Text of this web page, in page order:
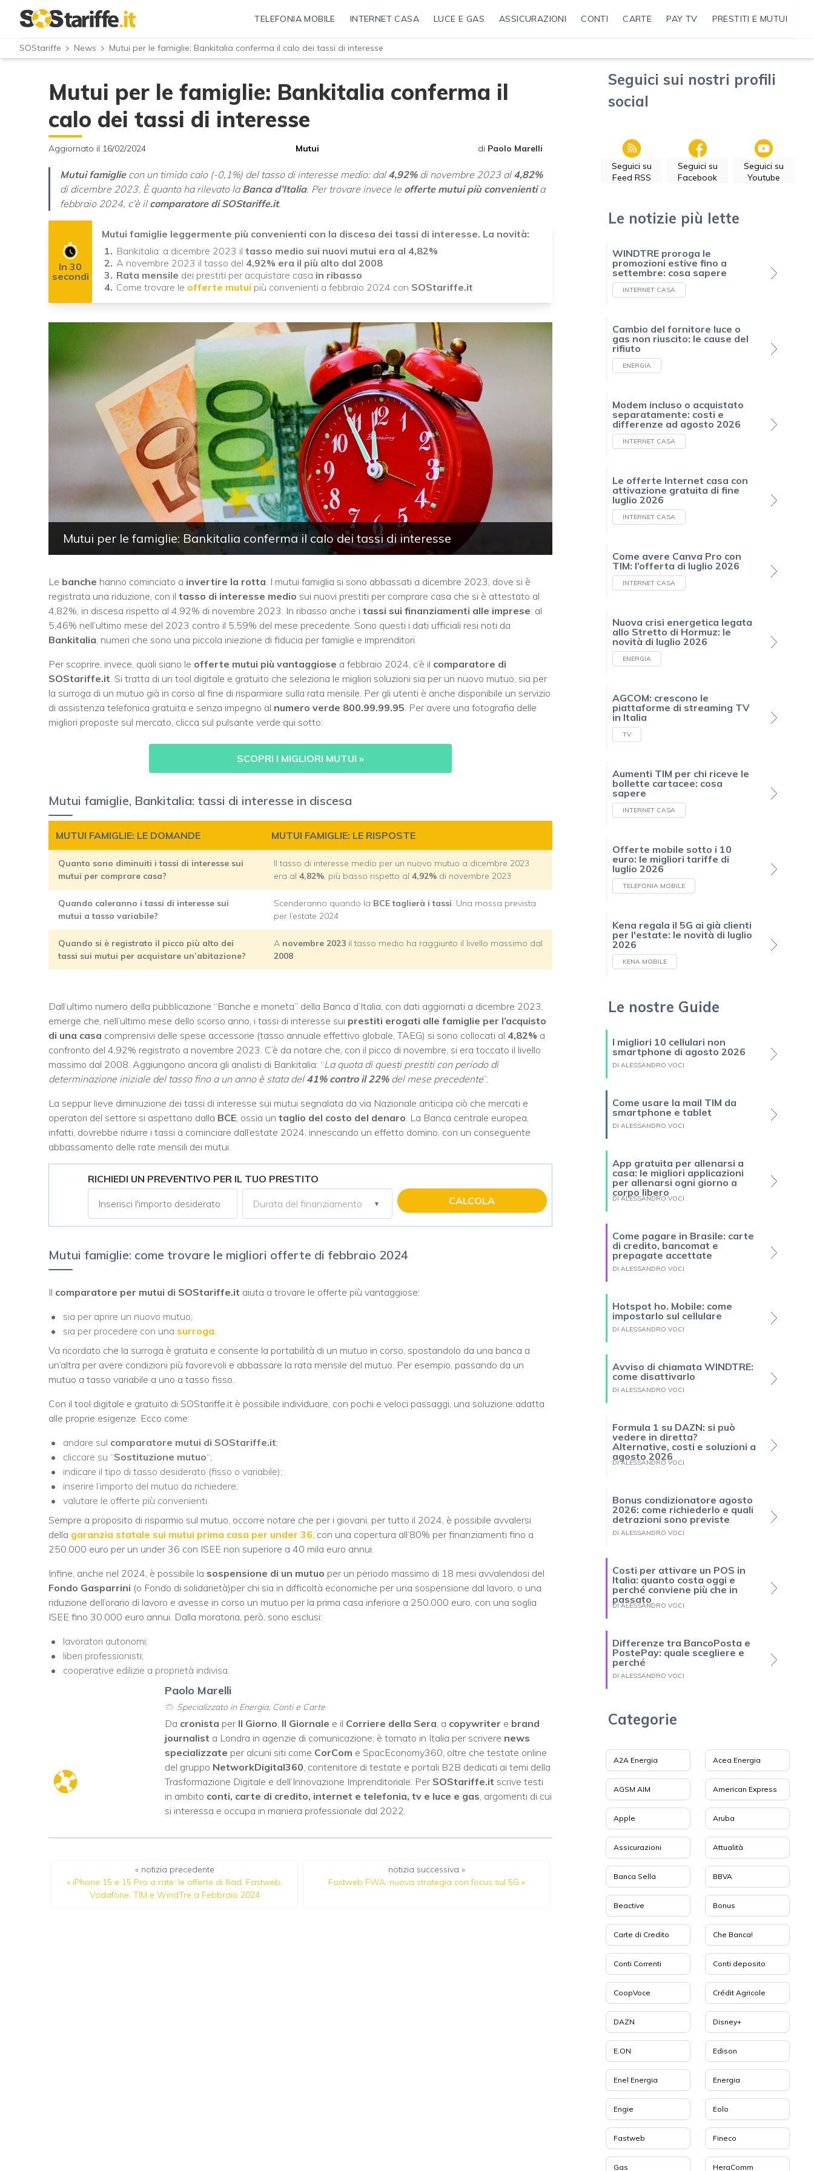
TELEFONIA MOBILE INTERNET CASA LUCE E GAS ASSICURAZIONI CONTI CARTE PAY TV PRESTITI E MUTUI
SOStariffe News Mutui per le famiglie: Bankitalia conferma il calo dei tassi di interesse
Mutui per le famiglie: Bankitalia conferma il
calo dei tassi di interesse
Aggiornato il 16/02/2024 Mutui di Paolo Marelli
Mutui famiglie con un timido calo (-0,1%) del tasso di interesse medio: dal 4,92%di novembre 2023 al 4,82%
di dicembre 2023. È quanto ha rilevato la Banca d’Italia. Per trovare invece le offerte mutui più convenientia
febbraio 2024, c’è il comparatore di SOStariffe.it.
In 30
secondi
Mutui famiglie leggermente più convenienti con la discesa dei tassi di interesse. La novità:
Bankitalia: a dicembre 2023 il tasso medio sui nuovi mutui era al 4,82%
A novembre 2023 il tasso del 4,92% era il più alto dal 2008
Rata mensile dei prestiti per acquistare casa in ribasso
Come trovare le offerte mutui più convenienti a febbraio 2024 con SOStariffe.it
Mutui per le famiglie: Bankitalia conferma il calo dei tassi di interesse
Le banche hanno cominciato a invertire la rotta. I mutui famiglia si sono abbassati a dicembre 2023, dove si è
registrata una riduzione, con il tasso di interesse medio sui nuovi prestiti per comprare casa che si è attestato al
4,82%, in discesa rispetto al 4,92% di novembre 2023. In ribasso anche i tassi sui finanziamenti alle imprese: al
5,46% nell’ultimo mese del 2023 contro il 5,59% del mese precedente. Sono questi i dati ufficiali resi noti da
Bankitalia, numeri che sono una piccola iniezione di fiducia per famiglie e imprenditori.
Per scoprire, invece, quali siano le offerte mutui più vantaggiose a febbraio 2024, c’è il comparatore di
SOStariffe.it. Si tratta di un tool digitale e gratuito che seleziona le migliori soluzioni sia per un nuovo mutuo, sia per
la surroga di un mutuo già in corso al fine di risparmiare sulla rata mensile. Per gli utenti è anche disponibile un servizio
di assistenza telefonica gratuita e senza impegno al numero verde 800.99.99.95. Per avere una fotografia delle
migliori proposte sul mercato, clicca sul pulsante verde qui sotto:
SCOPRI I MIGLIORI MUTUI »
Mutui famiglie, Bankitalia: tassi di interesse in discesa
MUTUI FAMIGLIE: LE DOMANDE MUTUI FAMIGLIE: LE RISPOSTE
Quanto sono diminuiti i tassi di interesse sui
mutui per comprare casa?
Il tasso di interesse medio per un nuovo mutuo a dicembre 2023
era al 4,82%, più basso rispetto al 4,92% di novembre 2023
Quando caleranno i tassi di interesse sui
mutui a tasso variabile?
Scenderanno quando la BCE taglierà i tassi. Una mossa prevista
per l’estate 2024
Quando si è registrato il picco più alto dei
tassi sui mutui per acquistare un’abitazione?
A novembre 2023 il tasso medio ha raggiunto il livello massimo dal
2008
Dall’ultimo numero della pubblicazione “Banche e moneta” della Banca d’Italia, con dati aggiornati a dicembre 2023,
emerge che, nell’ultimo mese dello scorso anno, i tassi di interesse sui prestiti erogati alle famiglie per l’acquisto
di una casa comprensivi delle spese accessorie (tasso annuale effettivo globale, TAEG) si sono collocati al 4,82% a
confronto del 4,92% registrato a novembre 2023. C’è da notare che, con il picco di novembre, si era toccato il livello
massimo dal 2008. Aggiungono ancora gli analisti di Bankitalia: “La quota di questi prestiti con periodo di
determinazione iniziale del tasso fino a un anno è stata del 41% contro il 22% del mese precedente”.
La seppur lieve diminuzione dei tassi di interesse sui mutui segnalata da via Nazionale anticipa ciò che mercati e
operatori del settore si aspettano dalla BCE , ossia un taglio del costo del denaro . La Banca centrale europea,
infatti, dovrebbe ridurre i tassi a cominciare dall’estate 2024, innescando un effetto domino, con un conseguente
abbassamento delle rate mensili dei mutui.
RICHIEDI UN PREVENTIVO PER IL TUO PRESTITO
CALCOLA
Mutui famiglie: come trovare le migliori offerte di febbraio 2024
Il comparatore per mutui di SOStariffe.it aiuta a trovare le offerte più vantaggiose:
sia per aprire un nuovo mutuo;
sia per procedere con una surroga
Va ricordato che la surroga è gratuita e consente la portabilità di un mutuo in corso, spostandolo da una banca a
un’altra per avere condizioni più favorevoli e abbassare la rata mensile del mutuo. Per esempio, passando da un
mutuo a tasso variabile a uno a tasso fisso.
Con il tool digitale e gratuito di SOStariffe.it è possibile individuare, con pochi e veloci passaggi, una soluzione adatta
alle proprie esigenze. Ecco come:
andare sul comparatore mutui di SOStariffe.it;
cliccare su “Sostituzione mutuo“;
indicare il tipo di tasso desiderato (fisso o variabile);
inserire l’importo del mutuo da richiedere;
valutare le offerte più convenienti.
Sempre a proposito di risparmio sul mutuo, occorre notare che per i giovani, per tutto il 2024, è possibile avvalersi
della garanzia statale sui mutui prima casa per under 36 , con una copertura all’80% per finanziamenti fino a
250.000 euro per un under 36 con ISEE non superiore a 40 mila euro annui.
Infine, anche nel 2024, è possibile la sospensione di un mutuo per un periodo massimo di 18 mesi avvalendosi del
Fondo Gasparrini (o Fondo di solidarietà)per chi sia in difficoltà economiche per una sospensione dal lavoro, o una
riduzione dell’orario di lavoro e avesse in corso un mutuo per la prima casa inferiore a 250.000 euro, con una soglia
ISEE fino 30.000 euro annui. Dalla moratoria, però, sono esclusi:
lavoratori autonomi;
liberi professionisti;
cooperative edilizie a proprietà indivisa.
Paolo Marelli
Specializzato in Energia, Conti e Carte
Da cronista per Il Giorno Il Giornale e il Corriere della Sera , a copywriter e brand
journalist a Londra in agenzie di comunicazione; è tornato in Italia per scrivere news
specializzate per alcuni siti come CorCom e SpacEconomy360, oltre che testate online
del gruppo NetworkDigital360 , contenitore di testate e portali B2B dedicati ai temi della
Trasformazione Digitale e dell’Innovazione Imprenditoriale. Per SOStariffe.it scrive testi
in ambito conti, carte di credito, internet e telefonia, tv e luce e gas , argomenti di cui
si interessa e occupa in maniera professionale dal 2022.
« notizia precedente
« iPhone 15 e 15 Pro a rate: le offerte di Iliad, Fastweb,
Vodafone, TIM e WindTre a Febbraio 2024
notizia successiva »
Fastweb FWA: nuova strategia con focus sul 5G »
Seguici sui nostri profili
social
Seguici su
Feed RSS
Seguici su
Facebook
Seguici su
Youtube
Le notizie più lette
WINDTRE proroga le
promozioni estive fino a
settembre: cosa sapere
INTERNET CASA
Cambio del fornitore luce o
gas non riuscito: le cause del
rifiuto
ENERGIA
Modem incluso o acquistato
separatamente: costi e
differenze ad agosto 2026
INTERNET CASA
Le offerte Internet casa con
attivazione gratuita di fine
luglio 2026
INTERNET CASA
Come avere Canva Pro con
TIM: l’offerta di luglio 2026
INTERNET CASA
Nuova crisi energetica legata
allo Stretto di Hormuz: le
novità di luglio 2026
ENERGIA
AGCOM: crescono le
piattaforme di streaming TV
in Italia
TV
Aumenti TIM per chi riceve le
bollette cartacee: cosa
sapere
INTERNET CASA
Offerte mobile sotto i 10
euro: le migliori tariffe di
luglio 2026
TELEFONIA MOBILE
Kena regala il 5G ai già clienti
per l'estate: le novità di luglio
2026
KENA MOBILE
Le nostre Guide
I migliori 10 cellulari non
smartphone di agosto 2026
DI ALESSANDRO VOCI
Come usare la mail TIM da
smartphone e tablet
DI ALESSANDRO VOCI
App gratuita per allenarsi a
casa: le migliori applicazioni
per allenarsi ogni giorno a
corpo libero
DI ALESSANDRO VOCI
Come pagare in Brasile: carte
di credito, bancomat e
prepagate accettate
DI ALESSANDRO VOCI
Hotspot ho. Mobile: come
impostarlo sul cellulare
DI ALESSANDRO VOCI
Avviso di chiamata WINDTRE:
come disattivarlo
DI ALESSANDRO VOCI
Formula 1 su DAZN: si può
vedere in diretta?
Alternative, costi e soluzioni a
agosto 2026
DI ALESSANDRO VOCI
Bonus condizionatore agosto
2026: come richiederlo e quali
detrazioni sono previste
DI ALESSANDRO VOCI
Costi per attivare un POS in
Italia: quanto costa oggi e
perché conviene più che in
passato
DI ALESSANDRO VOCI
Differenze tra BancoPosta e
PostePay: quale scegliere e
perché
DI ALESSANDRO VOCI
Categorie
A2A Energia Acea Energia
AGSM AIM American Express
Apple Aruba
Assicurazioni Attualità
Banca Sella BBVA
Beactive Bonus
Carte di Credito Che Banca!
Conti Correnti Conti deposito
CoopVoce Crédit Agricole
DAZN Disney+
E.ON Edison
Enel Energia Energia
Engie Eolo
Fastweb Fineco
Gas HeraComm